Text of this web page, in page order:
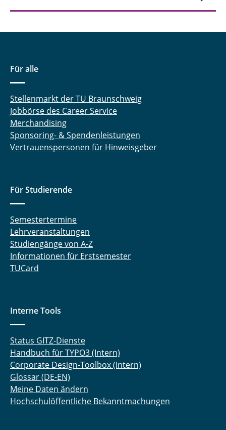
Für alle
Stellenmarkt der TU Braunschweig
Jobbörse des Career Service
Merchandising
Sponsoring- & Spendenleistungen
Vertrauenspersonen für Hinweisgeber
Für Studierende
Semestertermine
Lehrveranstaltungen
Studiengänge von A-Z
Informationen für Erstsemester
TUCard
Interne Tools
Status GITZ-Dienste
Handbuch für TYPO3 (Intern)
Corporate Design-Toolbox (Intern)
Glossar (DE-EN)
Meine Daten ändern
Hochschulöffentliche Bekanntmachungen